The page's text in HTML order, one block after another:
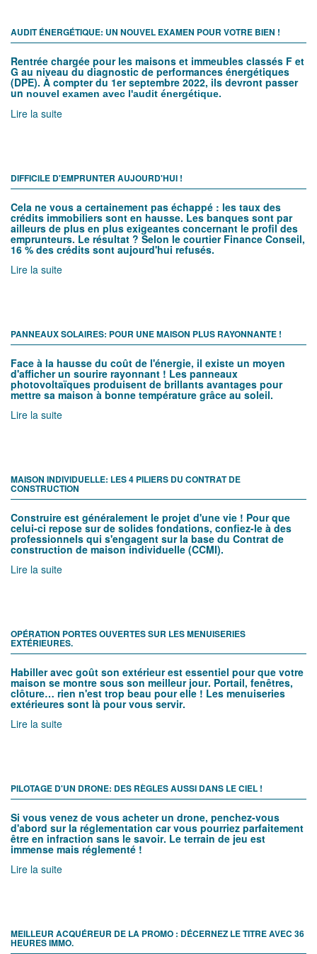
AUDIT ÉNERGÉTIQUE: UN NOUVEL EXAMEN POUR VOTRE BIEN !
Rentrée chargée pour les maisons et immeubles classés F et
G au niveau du diagnostic de performances énergétiques
(DPE). À compter du 1er septembre 2022, ils devront passer
un nouvel examen avec l'audit énergétique.
Lire la suite
DIFFICILE D'EMPRUNTER AUJOURD'HUI !
Cela ne vous a certainement pas échappé : les taux des
crédits immobiliers sont en hausse. Les banques sont par
ailleurs de plus en plus exigeantes concernant le profil des
emprunteurs. Le résultat ? Selon le courtier Finance Conseil,
16 % des crédits sont aujourd'hui refusés.
Lire la suite
PANNEAUX SOLAIRES: POUR UNE MAISON PLUS RAYONNANTE !
Face à la hausse du coût de l'énergie, il existe un moyen
d'afficher un sourire rayonnant ! Les panneaux
photovoltaïques produisent de brillants avantages pour
mettre sa maison à bonne température grâce au soleil.
Lire la suite
MAISON INDIVIDUELLE: LES 4 PILIERS DU CONTRAT DE
CONSTRUCTION
Construire est généralement le projet d'une vie ! Pour que
celui-ci repose sur de solides fondations, confiez-le à des
professionnels qui s'engagent sur la base du Contrat de
construction de maison individuelle (CCMI).
Lire la suite
OPÉRATION PORTES OUVERTES SUR LES MENUISERIES
EXTÉRIEURES.
Habiller avec goût son extérieur est essentiel pour que votre
maison se montre sous son meilleur jour. Portail, fenêtres,
clôture… rien n'est trop beau pour elle ! Les menuiseries
extérieures sont là pour vous servir.
Lire la suite
PILOTAGE D'UN DRONE: DES RÈGLES AUSSI DANS LE CIEL !
Si vous venez de vous acheter un drone, penchez-vous
d'abord sur la réglementation car vous pourriez parfaitement
être en infraction sans le savoir. Le terrain de jeu est
immense mais réglementé !
Lire la suite
MEILLEUR ACQUÉREUR DE LA PROMO : DÉCERNEZ LE TITRE AVEC 36
HEURES IMMO.